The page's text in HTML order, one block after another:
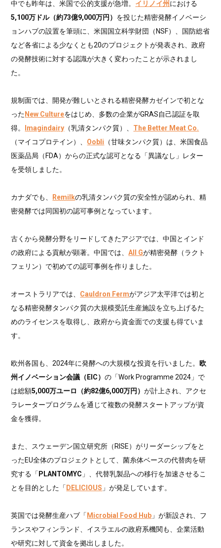
中でも昨年は、米国で公的支援が急増。 イリノイ州における
5,100万ドル（約73億9,000万円） を投じた精密発酵イノベーシ
ョンハブの設置を筆頭に、米国国立科学財団（NSF）、国防総省
など各省による少なくとも20のプロジェクトが発表され、政府
の発酵技術に対する認識が大きく変わったことが示されまし
た。
規制面では、開発が難しいとされる精密発酵カゼインで初とな
った New Cultureをはじめ、多数の企業がGRAS自己認証を取
得。
Imagindairy （乳清タンパク質）、 The Better Meat Co.
（マイコプロテイン）、 Oobli （甘味タンパク質）は、米国食品
医薬品局（FDA）からの正式な認可となる「異議なし」レター
を受領しました。
カナダでも、 Remilkの乳清タンパク質の安全性が認められ、精
密発酵では同国初の認可事例となっています。
古くから発酵分野をリードしてきたアジアでは、中国とインド
の政府による貢献が顕著。中国では、All Gが精密発酵（ラクト
フェリン）で初めての認可事例を作りました。
オーストラリアでは、 Cauldron Fermがアジア太平洋では初と
なる精密発酵タンパク質の大規模受託生産施設を立ち上げるた
めのライセンスを取得し、政府から資金面での支援も得ていま
す。
欧州各国も、2024年に発酵への大規模な投資を行いました。 欧
州イノベーション会議（EIC）の「Work Programme 2024」で
は総額5,000万ユーロ（約82億6,000万円）が計上され、アクセ
ラレータープログラムを通じて複数の発酵スタートアップが資
金を獲得。
また、スウェーデン国立研究所（RISE）がリーダーシップをと
ったEU全体のプロジェクトとして、菌糸体ベースの代替肉を研
究する「 PLANTOMYC 」、代替乳製品への移行を加速させるこ
とを目的とした「 DELICIOUS 」が発足しています。
英国では発酵生産ハブ「 Microbial Food Hub 」が新設され、フ
ランスやフィンランド、イスラエルの政府系機関も、企業活動
や研究に対して資金を拠出しました。